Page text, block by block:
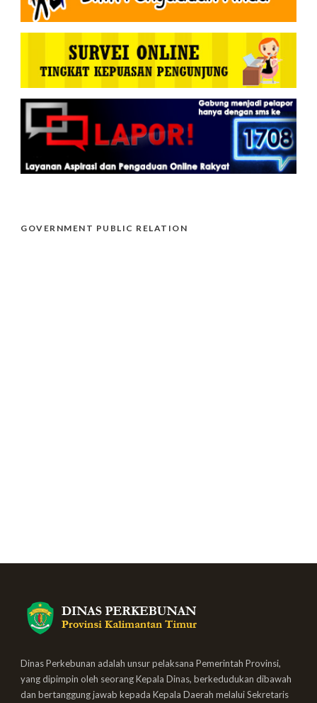
GOVERNMENT PUBLIC RELATION
Dinas Perkebunan adalah unsur pelaksana Pemerintah Provinsi,
yang dipimpin oleh seorang Kepala Dinas, berkedudukan dibawah
dan bertanggung jawab kepada Kepala Daerah melalui Sekretaris